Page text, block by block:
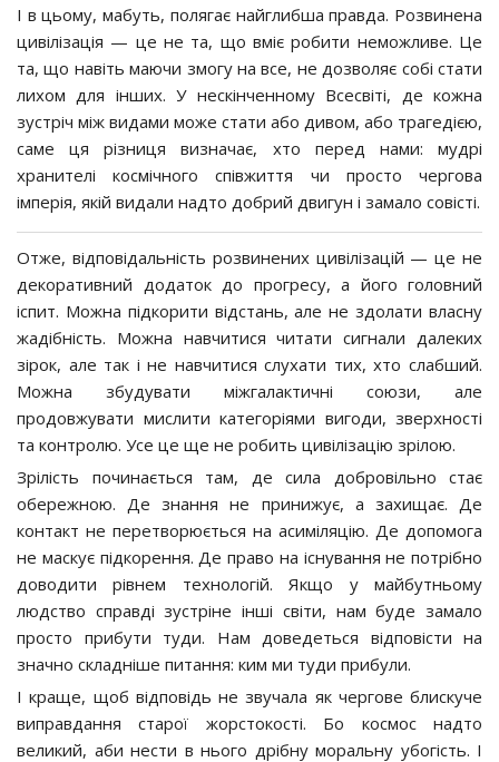
І в цьому, мабуть, полягає найглибша правда. Розвинена
цивілізація — це не та, що вміє робити неможливе. Це
та, що навіть маючи змогу на все, не дозволяє собі стати
лихом для інших. У нескінченному Всесвіті, де кожна
зустріч між видами може стати або дивом, або трагедією,
саме ця різниця визначає, хто перед нами: мудрі
хранителі космічного співжиття чи просто чергова
імперія, якій видали надто добрий двигун і замало совісті.
Отже, відповідальність розвинених цивілізацій — це не
декоративний додаток до прогресу, а його головний
іспит. Можна підкорити відстань, але не здолати власну
жадібність. Можна навчитися читати сигнали далеких
зірок, але так і не навчитися слухати тих, хто слабший.
Можна збудувати міжгалактичні союзи, але
продовжувати мислити категоріями вигоди, зверхності
та контролю. Усе це ще не робить цивілізацію зрілою.
Зрілість починається там, де сила добровільно стає
обережною. Де знання не принижує, а захищає. Де
контакт не перетворюється на асиміляцію. Де допомога
не маскує підкорення. Де право на існування не потрібно
доводити рівнем технологій. Якщо у майбутньому
людство справді зустріне інші світи, нам буде замало
просто прибути туди. Нам доведеться відповісти на
значно складніше питання: ким ми туди прибули.
І краще, щоб відповідь не звучала як чергове блискуче
виправдання старої жорстокості. Бо космос надто
великий, аби нести в нього дрібну моральну убогість. І